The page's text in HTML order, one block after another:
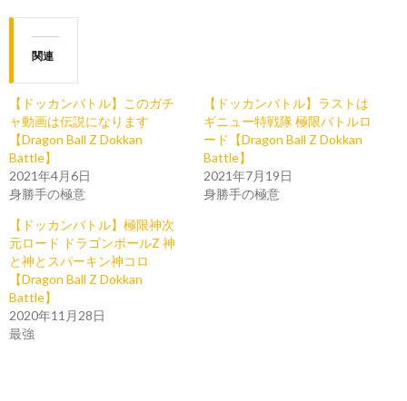
関連
【ドッカンバトル】このガチ
ャ動画は伝説になります
【Dragon Ball Z Dokkan
Battle】
2021年4月6日
身勝手の極意
【ドッカンバトル】ラストは
ギニュー特戦隊 極限バトルロ
ード【Dragon Ball Z Dokkan
Battle】
2021年7月19日
身勝手の極意
【ドッカンバトル】極限神次
元ロード ドラゴンボールZ 神
と神とスパーキン神コロ
【Dragon Ball Z Dokkan
Battle】
2020年11月28日
最強